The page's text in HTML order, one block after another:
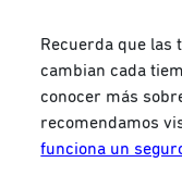
Recuerda que las
cambian cada
conocer más
recomendamos
funciona un